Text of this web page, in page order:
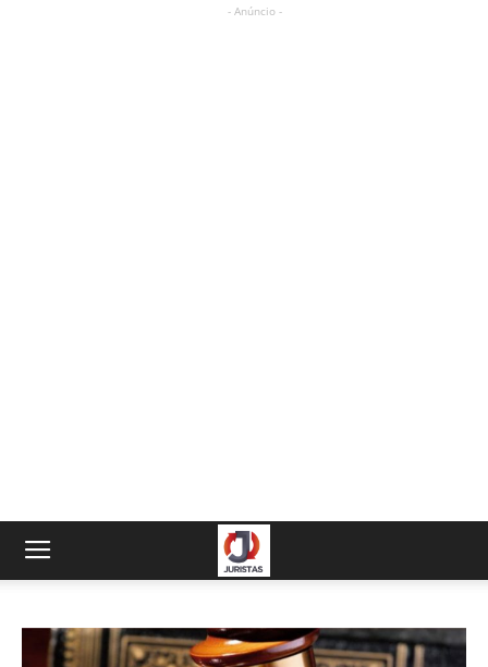
- Anúncio -